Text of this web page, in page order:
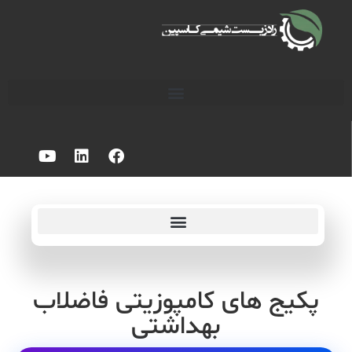
پکیج های کامپوزیتی فاضلاب
بهداشتی